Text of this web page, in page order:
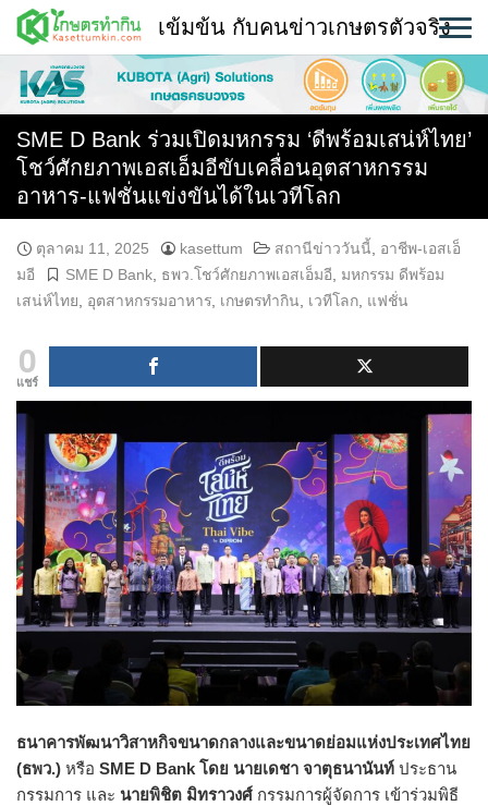
Skip
content
พืช
หน้าแรก
แวดวงเกษตร
สถานีข่าววันนี้
เข้มข้น กับคนข่าวเกษตรตัวจริง
SME D Bank ร่วมเปิดมหกรรม ‘ดีพร้อมเสน่ห์ไทย’
โชว์ศักยภาพเอสเอ็มอีขับเคลื่อนอุตสาหกรรม
อาหาร-แฟชั่นแข่งขันได้ในเวทีโลก
ตุลาคม 11, 2025 kasettum สถานีข่าววันนี้, อาชีพ-เอสเอ็
มอี
SME D Bank, ธพว.โชว์ศักยภาพเอสเอ็มอี, มหกรรม ดีพร้อม
เสน่ห์ไทย, อุตสาหกรรมอาหาร, เกษตรทำกิน, เวทีโลก, แฟชั่น
0
แชร์
ธนาคารพัฒนาวิสาหกิจขนาดกลางและขนาดย่อมแห่งประเทศไทย
(ธพว.) หรือ SME D Bank โดย นายเดชา จาตุธนานันท์ ประธาน
กรรมการ และ นายพิชิต มิทราวงศ์ กรรมการผู้จัดการ เข้าร่วมพิธี